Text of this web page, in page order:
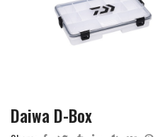
Daiwa D-Box